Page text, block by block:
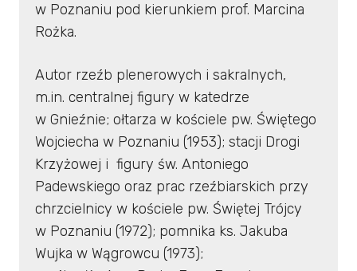
w Poznaniu pod kierunkiem prof. Marcina
Rożka.
Autor rzeźb plenerowych i sakralnych,
m.in. centralnej figury w katedrze
w Gnieźnie; ołtarza w kościele pw. Świętego
Wojciecha w Poznaniu (1953); stacji Drogi
Krzyżowej i figury św. Antoniego
Padewskiego oraz prac rzeźbiarskich przy
chrzcielnicy w kościele pw. Świętej Trójcy
w Poznaniu (1972); pomnika ks. Jakuba
Wujka w Wągrowcu (1973);